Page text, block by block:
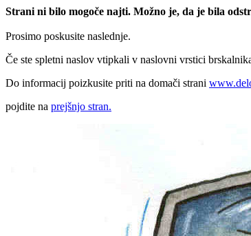
Strani ni bilo mogoče najti. Možno je, da je bila
Prosimo poskusite naslednje.
Če ste spletni naslov vtipkali v naslovni vrstici
Do informacij poizkusite priti na domači strani
pojdite na prejšnjo stran.